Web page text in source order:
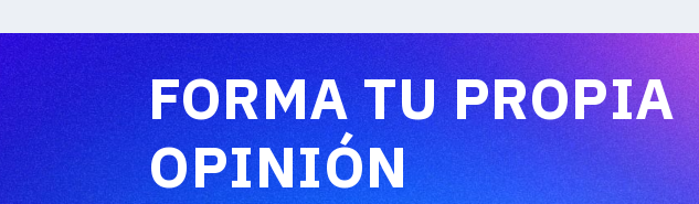
FORMA TU PROPIA
OPINIÓN